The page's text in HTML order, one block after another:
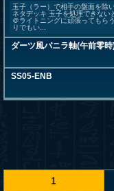
玉子（ラー）で相手の盤面を除
ネタデッキ 玉子を処理できない
＠ライトニングに頑張ってもら
りでもい...
ダーツ風バニラ軸(午前零時
SS05-ENB
1